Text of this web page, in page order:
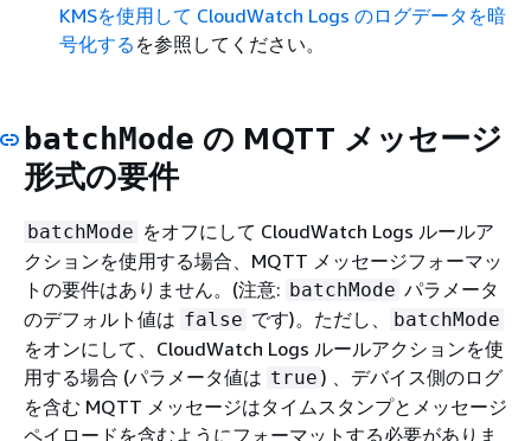
KMSを使用して CloudWatch Logs のログデータを暗
号化する を参照してください。
batchMode の MQTT メッセージ
形式の要件
batchMode をオフにして CloudWatch Logs ルールア
クションを使用する場合、MQTT メッセージフォーマッ
トの要件はありません。(注意: batchMode パラメータ
のデフォルト値は false です)。ただし、 batchMode
をオンにして、CloudWatch Logs ルールアクションを使
用する場合 (パラメータ値は true ) 、デバイス側のログ
を含む MQTT メッセージはタイムスタンプとメッセージ
ペイロードを含むようにフォーマットする必要がありま